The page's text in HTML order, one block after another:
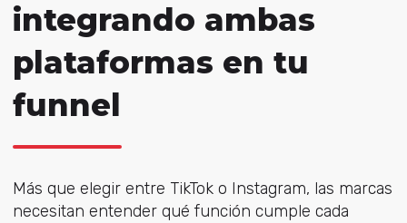
integrando ambas
plataformas en tu
funnel
Más que elegir entre TikTok o Instagram, las marcas
necesitan entender qué función cumple cada